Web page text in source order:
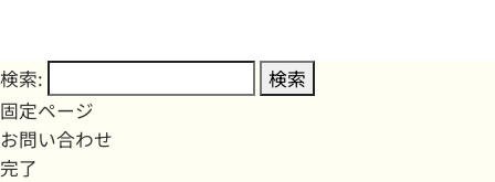
検索:
固定ページ
お問い合わせ
完了